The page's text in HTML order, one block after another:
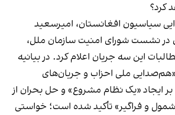
کرد؟
سیاسیون افغانستان، امیرسعید
در نشست شورای امنیت سازمان ملل،
این سه جریان اعلام کرد. در بیانیه
ملی احزاب و جریان‌های
ایجاد «یک نظام مشروع» و حل بحران از
و فراگیر» تأکید شده است؛ خواستی